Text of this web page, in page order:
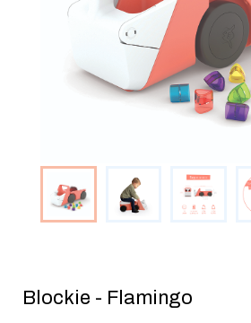
Blockie - Flamingo